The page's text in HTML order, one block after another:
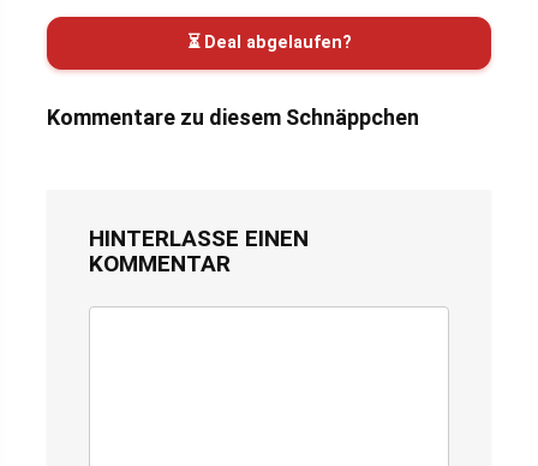
⏳ Deal abgelaufen?
Kommentare zu diesem Schnäppchen
HINTERLASSE EINEN
KOMMENTAR